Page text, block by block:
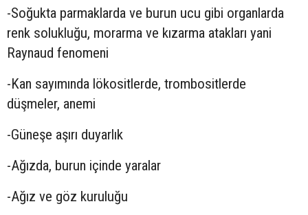
-Soğukta parmaklarda ve burun ucu gibi organlarda
renk solukluğu, morarma ve kızarma atakları yani
Raynaud fenomeni
-Kan sayımında lökositlerde, trombositlerde
düşmeler, anemi
-Güneşe aşırı duyarlık
-Ağızda, burun içinde yaralar
-Ağız ve göz kuruluğu